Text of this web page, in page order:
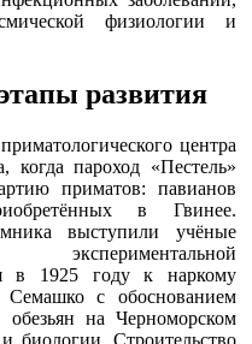
физиологии и
развития
центра
когда пароход «Пестель»
приматов: павианов
в Гвинее.
выступили учёные
в 1925 году к наркому
с обоснованием
обезьян на Черноморском
биологии. Строительство